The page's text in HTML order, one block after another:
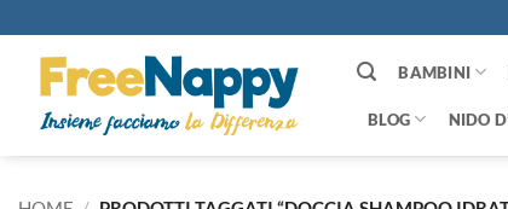
ai
contenuti
BAMBINI
BLOG NIDO